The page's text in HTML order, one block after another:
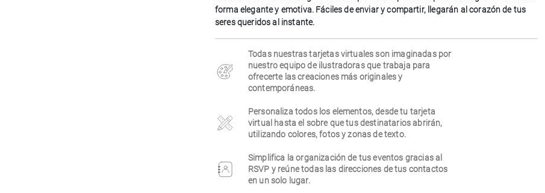
forma elegante y emotiva. Fáciles de enviar y compartir, llegarán al corazón de tus
seres queridos al instante.
Todas nuestras tarjetas virtuales son imaginadas por
nuestro equipo de ilustradoras que trabaja para
ofrecerte las creaciones más originales y
contemporáneas.
Personaliza todos los elementos, desde tu tarjeta
virtual hasta el sobre que tus destinatarios abrirán,
utilizando colores, fotos y zonas de texto.
Simplifica la organización de tus eventos gracias al
RSVP y reúne todas las direcciones de tus contactos
en un solo lugar.